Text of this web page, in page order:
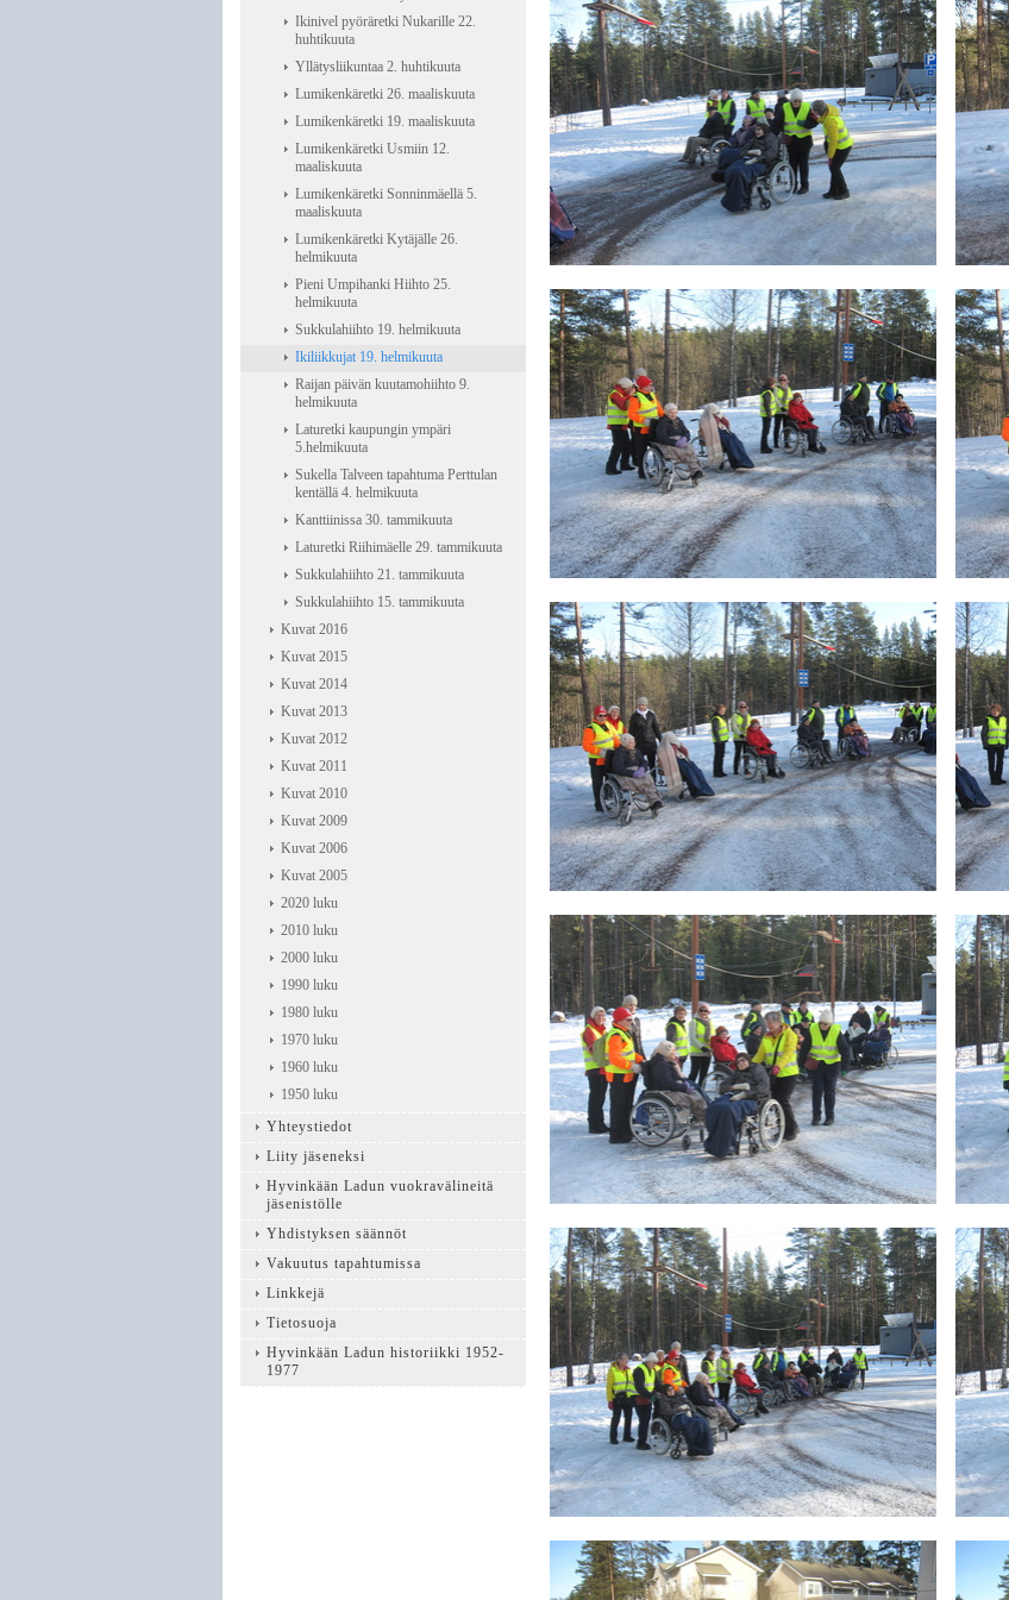
Ikinivel pyöräretki Nukarille 22.
huhtikuuta
Yllätysliikuntaa 2. huhtikuuta
Lumikenkäretki 26. maaliskuuta
Lumikenkäretki 19. maaliskuuta
Lumikenkäretki Usmiin 12.
maaliskuuta
Lumikenkäretki Sonninmäellä 5.
maaliskuuta
Lumikenkäretki Kytäjälle 26.
helmikuuta
Pieni Umpihanki Hiihto 25.
helmikuuta
Sukkulahiihto 19. helmikuuta
Ikiliikkujat 19. helmikuuta
Raijan päivän kuutamohiihto 9.
helmikuuta
Laturetki kaupungin ympäri
5.helmikuuta
Sukella Talveen tapahtuma Perttulan
kentällä 4. helmikuuta
Kanttiinissa 30. tammikuuta
Laturetki Riihimäelle 29. tammikuuta
Sukkulahiihto 21. tammikuuta
Sukkulahiihto 15. tammikuuta
Kuvat 2016
Kuvat 2015
Kuvat 2014
Kuvat 2013
Kuvat 2012
Kuvat 2011
Kuvat 2010
Kuvat 2009
Kuvat 2006
Kuvat 2005
2020 luku
2010 luku
2000 luku
1990 luku
1980 luku
1970 luku
1960 luku
1950 luku
Yhteystiedot
Liity jäseneksi
Hyvinkään Ladun vuokravälineitä
jäsenistölle
Yhdistyksen säännöt
Vakuutus tapahtumissa
Linkkejä
Tietosuoja
Hyvinkään Ladun historiikki 1952-
1977